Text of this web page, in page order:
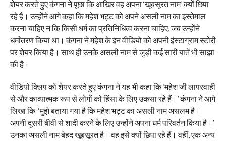
शेयर करते हुए कंगना ने पूछा कि आखिर वह अपना ‘खूबसूरत नाम’ क्यों छिपा
रहे हैं। उन्होंने आगे कहा कि महेश भट्ट को अपने असली नाम का इस्तेमाल
करना चाहिए न कि किसी धर्म का प्रतिनिधित्व करना चाहिए, जब उन्होंने
धर्मांतरण किया था। कंगना ने महेश के इन वीडियो को अपनी इंस्टाग्राम स्टोरी
पर शेयर किया है। साथ ही उनके असली नाम से जुड़ी कई सारी बातें भी साझा
की है।
वीडियो क्लिप को शेयर करते हुए कंगना ने यह भी कहा कि ‘महेश जी लापरवाही
से और काव्यात्मक रूप से लोगों को हिंसा के लिए उकसा रहे हैं।’ कंगना ने आगे
लिखा कि ‘मुझे बताया गया है कि महेश भट्ट का असली नाम असलम है।
अपनी दूसरी बीवी से शादी करने के लिए उन्होंने अपना धर्म परिवर्तन किया है।’
उनका असली नाम बेहद खूबसूरत है। वह इसे क्यों छिपा रहे हैं। वहीं, एक अन्य